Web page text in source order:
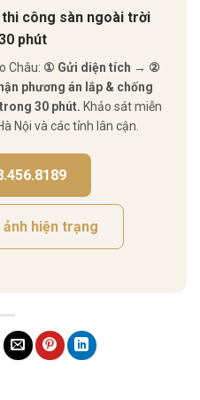
thi công sàn ngoài trời
phút
Châu: ① Gửi diện tích → ②
phương án lắp & chống
30 phút. Khảo sát miễn
Nội và các tỉnh lân cận.
hiện trạng